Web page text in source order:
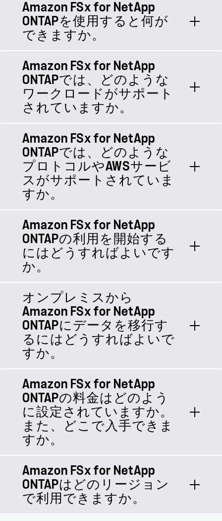
Amazon FSx for NetApp ONTAPは、
AWSクラウドで実行できるフルマネー
ジドのONTAPファイルシステム サー
ビスです。ビジネスクリティカルなワ
ークロードのパフォーマンス、耐障害
性、アクセス性、コストのニーズに合
わせて設計されているため、包括的で
柔軟な機能セットを通じて最適な成果
を実現できます。オンプレミスの
ONTAPに精通したユーザは、FSx for
ONTAPでも使い慣れた機能、パフォー
マンス、APIを利用できます。また、
フルマネージドのAWSサービスによ
り、即応性、拡張性、簡易性も実現さ
れます。
Amazon FSx for NetApp
ONTAPを使用すると何が
できますか。
インテリジェントなデータ ストレージ
インフラであるFSx for ONTAPには、
コスト / パフォーマンスを最適化する
ための幅広い機能が備わっているた
め、データベース、VMware、生成
AI、ファイル共有などのビジネス クリ
ティカルなワークロードをAWSで実行
できるようになります。FSx for
ONTAPサービスを使用すると、AWS
またはオンプレミスで実行されている
ほぼすべてのクライアントやワークス
富なデータ ストレージ ソリューショ
ンをベースに、パフォーマンス、拡張
性、コスト効率に優れたワークロード
を容易に導入、実行できます。FSx for
ONTAPは、アクセス性、耐障害性、セ
キュリティ、モビリティ、コスト効率
に対応したNetApp ONTAPの各機能を
活用して、AWSで実行されるワークロ
ードを最適化します。これらの機能に
は、Snapshot、クローニング、マルチ
プロトコル アクセス、リージョン間レ
プリケーションなどが含まれます。
FSx for ONTAPは、ONTAPの機能を使
用してデータをAWSに移行すること
で、AWSとオンプレミス間のハイブリ
ッド ワークフローにも対応します。ハ
イブリッド ワークフローでは、使い慣
れたオンプレミスの機能を使用して、
AWSでアプリケーションを実行する場
合も優れた即応性、拡張性、耐障害
性、セキュリティを実現できます。
Amazon FSx for NetApp
ONTAPでは、どのような
ワークロードがサポート
されていますか。
FSx for ONTAPは、データベース
（SAP HANA、Oracle DB、Oracle
RAC、Microsoft SQL Serverなど）、
エンタープライズ ファイル共有、
VMware、生成AIアプリケーションな
ど、ビジネスクリティカルなワークロ
ードを幅広くサポートするように設計
されています。このようなワークロー
ドは、電子設計自動化（EDA）、ゲー
ム、自動車、金融サービス、製造業な
ど、さまざまな業界で使用されていま
Amazon FSx for NetApp
ONTAPでは、どのような
プロトコルやAWSサービ
スがサポートされていま
すか。
FSx for ONTAPは、NFS、SMB、
NVMe over TCP、iSCSIの各プロトコ
ルをサポートしています。Amazon
EC2、Amazon ECS、Amazon EKS、
VMware Cloud on AWS、Red Hat
OpenShift Service on AWS、Amazon
WorkSpaces、Amazon AppStream 2.0
で実行されているLinux、Windows、
macOSのインスタンスからデータにア
クセスできます。FSx for ONTAPは、
VMware Cloud on AWS Software
データストアとしても認定されていま
す。
Amazon FSx for NetApp
ONTAPの利用を開始する
にはどうすればよいです
か。
FSx for ONTAPを使用するには、AWS
アカウントからサービスにアクセスす
るか、AWSアカウントをお持ちでない
場合はAWSへの新規登録を行ってくだ
さい。AWSアカウントでアクセスする
と、AWS Management Console、
AWS Command Line Interface（AWS
CLI）、Amazon FSx API（およびさま
ざまな言語固有のSDK）を使用して、
ファイルシステムを作成できるように
なります。NetApp BlueXPを使用して
FSx for ONTAPファイルシステムを作
オンプレミスから
Amazon FSx for NetApp
ONTAPにデータを移行す
るにはどうすればよいで
すか。
NetApp ONTAPシステムを使用してい
るオンプレミスのファイル ストレージ
の場合は、NetApp SnapMirrorを使用
すれば、AWS Direct Connectまたは
VPN経由でデータと構成をFSx for
ONTAPファイルシステムにすばやく効
率的にコピーできます。NetApp以外の
ファイルシステムから移行する場合
は、任意の標準的なコピー ツール
（rsync、Robocopyなど）または
Amazon FSx for NetApp
ONTAPの料金はどのよう
に設定されていますか。
また、どこで入手できま
すか。
FSx for ONTAPでは、リソース使用量
に応じた料金を支払うだけで、最低利
用料金や設定手数料はありません。料
金の詳細については、Amazon FSx
Amazon FSx for NetApp
ONTAPはどのリージョン
で利用できますか。